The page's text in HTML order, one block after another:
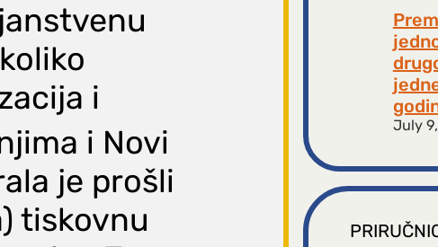
i
i Novi
je prošli
tiskovnu
July